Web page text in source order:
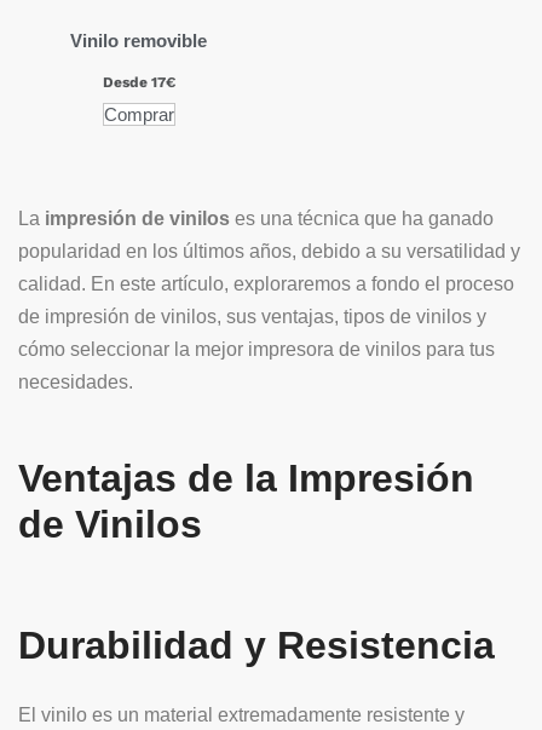
Vinilo removible
Desde 17€
Comprar
La impresión de vinilos es una técnica que ha ganado
popularidad en los últimos años, debido a su versatilidad y
calidad. En este artículo, exploraremos a fondo el proceso
de impresión de vinilos, sus ventajas, tipos de vinilos y
cómo seleccionar la mejor impresora de vinilos para tus
necesidades.
Ventajas de la Impresión
de Vinilos
Durabilidad y Resistencia
El vinilo es un material extremadamente resistente y